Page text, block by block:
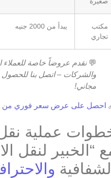
مكتب
تجاري
يبدأ من 2000 جنيه
💬نقدم عروضاً خاصة للعملاء
والشركات – اتصل بنا
مجاني!
احصل على عرض سعر فوري من
عملية نقل
“الخبير لنقل